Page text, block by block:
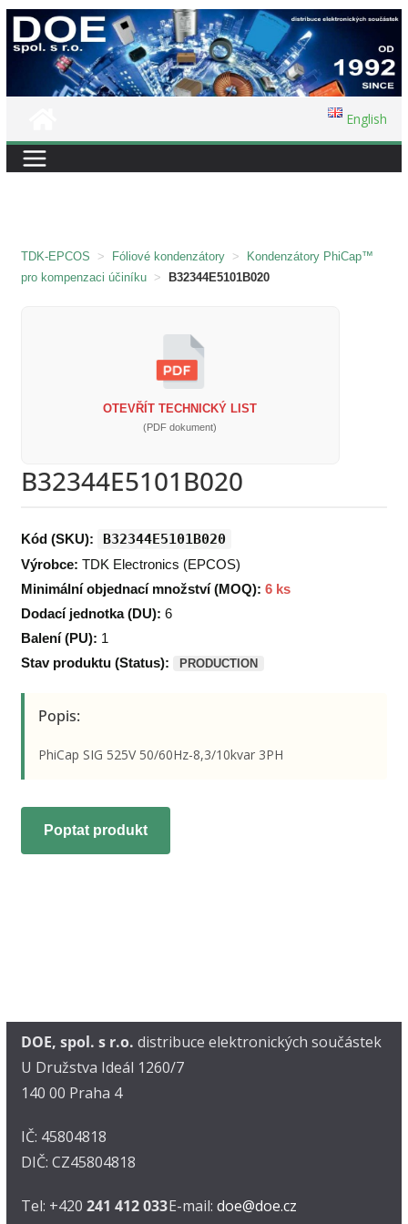
Přeskočit
na
English
TDK-EPCOS > Fóliové kondenzátory >
Kondenzátory PhiCap™
pro kompenzaci účiníku > B32344E5101B020
OTEVŘÍT TECHNICKÝ LIST
(PDF dokument)
B32344E5101B020
Kód (SKU): B32344E5101B020
Výrobce: TDK Electronics (EPCOS)
Minimální objednací množství (MOQ): 6 ks
Dodací jednotka (DU): 6
Balení (PU): 1
Stav produktu (Status):
PRODUCTION
Popis:
PhiCap SIG 525V 50/60Hz-8,3/10kvar 3PH
Poptat produkt
DOE, spol. s r.o. distribuce elektronických součástek
U Družstva Ideál 1260/7
140 00 Praha 4
IČ: 45804818
DIČ: CZ45804818
Tel: +420 241 412 033E-mail: doe@doe.cz